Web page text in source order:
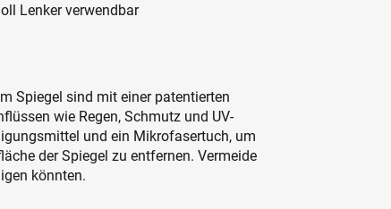
Lenker verwendbar
Spiegel sind mit einer patentierten
wie Regen, Schmutz und UV-
und ein Mikrofasertuch, um
der Spiegel zu entfernen. Vermeide
könnten.